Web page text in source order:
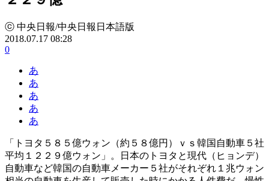
ⓒ 中央日報/中央日報日本語版
2018.07.17 08:28
0
あ
あ
あ
あ
あ
「トヨタ５８５億ウォン（約５８億円）ｖｓ韓国自動車５社
平均１２２９億ウォン」。日本のトヨタと現代（ヒョンデ）
自動車など韓国の自動車メーカー５社がそれぞれ１兆ウォン